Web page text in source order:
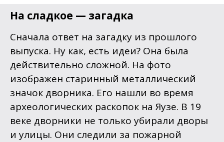
На сладкое — загадка
Сначала ответ на загадку из прошлого
выпуска. Ну как, есть идеи? Она была
действительно сложной. На фото
изображен старинный металлический
значок дворника. Его нашли во время
археологических раскопок на Яузе. В 19
веке дворники не только убирали дворы
и улицы. Они следили за пожарной